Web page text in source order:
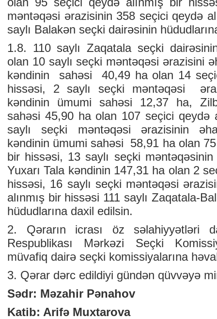
məntəqəsi ərazisinin 358 seçici qeydə
saylı Balakən seçki dairəsinin
1.8. 110 saylı Zaqatala seçki
olan 10 saylı seçki məntəqəsi ərazisini
kəndinin sahəsi 40,49 ha olan 14
hissəsi, 2 saylı seçki məntəqəsi
kəndinin ümumi sahəsi 12,37 ha,
sahəsi 45,90 ha olan 107 seçici qeydə
saylı seçki məntəqəsi ərazisinin
kəndinin ümumi sahəsi 58,91 ha olan 75
bir hissəsi, 13 saylı seçki
Yuxarı Tala kəndinin 147,31 ha olan 2
hissəsi, 16 saylı seçki məntəqəsi
alınmış bir hissəsi 111 saylı Zaqatala-
hüdudlarına daxil edilsin.
2. Qərarın icrası öz səlahiyyətləri
Respublikası Mərkəzi Seçki
müvafiq dairə seçki komissiyalarına
3. Qərar dərc edildiyi gündən qüvvəyə
Sədr: Məzahir Pənahov
Katib: Arifə Muxtarova